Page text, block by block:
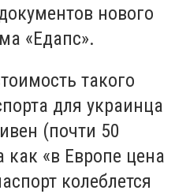
нового
«Едапс».
такого
для украинца
(почти 50
«в Европе цена
колеблется